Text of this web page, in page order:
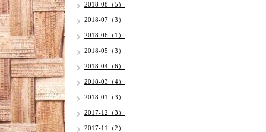
2018-08（5）
2018-07（3）
2018-06（1）
2018-05（3）
2018-04（6）
2018-03（4）
2018-01（3）
2017-12（3）
2017-11（2）